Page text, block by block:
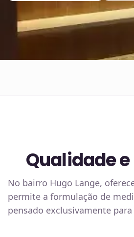
Qualidade
No bairro Hugo Lange,
permite a formulação de
pensado exclusivamente para